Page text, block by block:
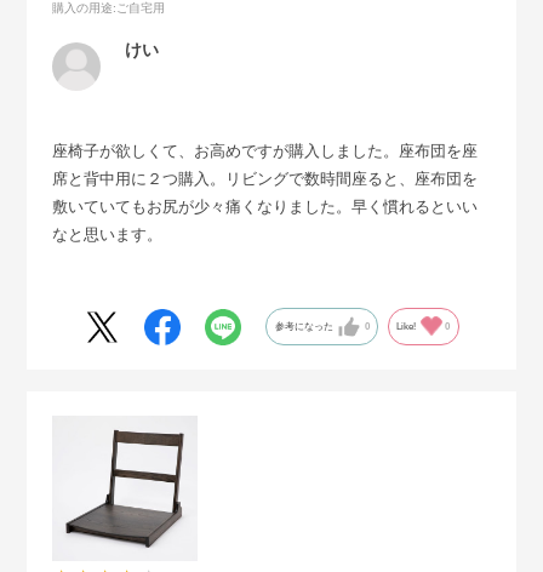
購入の用途:ご自宅用
けい
座椅子が欲しくて、お高めですが購入しました。座布団を座
席と背中用に２つ購入。リビングで数時間座ると、座布団を
敷いていてもお尻が少々痛くなりました。早く慣れるといい
なと思います。
参考になった 0 Like! 0